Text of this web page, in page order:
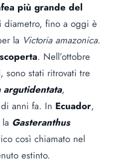
più grande del
diametro, fino a oggi è
la Victoria amazonica.
. Nell’ottobre
, sono stati ritrovati tre
argutidentata,
anni fa. In Ecuador,
Gasteranthus
così chiamato nel
estinto.